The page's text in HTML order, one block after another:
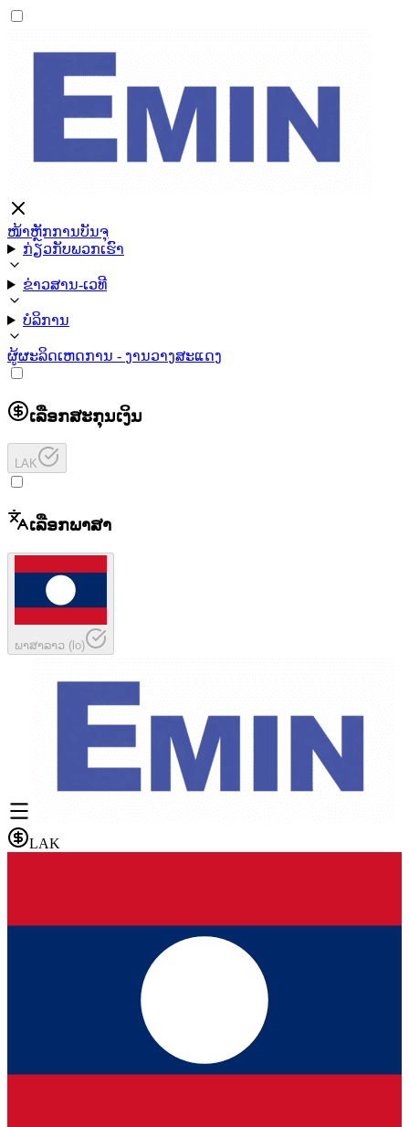
ໜ້າຫຼັກການບັນຈຸ
ກ່ຽວກັບພວກເຮົາ
ຂ່າວສານ-ເວທີ
ບໍລິການ
ຜູ້ຜະລິດເຫດການ - ງານວາງສະແດງ
ເລືອກສະກຸນເງິນ
LAK
ເລືອກພາສາ
ພາສາລາວ (lo)
LAK